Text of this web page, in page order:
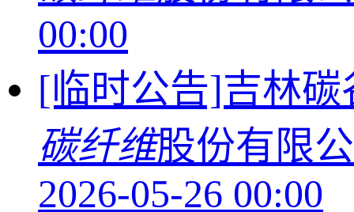
00:00
[临时公告]吉林
碳纤维股份有限
2026-05-26 00:00